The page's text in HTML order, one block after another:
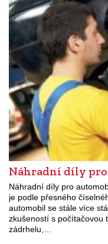
Náhradní díly
Náhradní díly pro
je podle přesného
automobil se stále více
zkušeností s počítačovou
zádrhelu,…